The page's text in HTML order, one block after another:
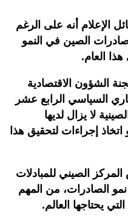
الإعلام أنه على الرغم
الصين في النمو
العام.
الشؤون الاقتصادية
السياسي الرابع عشر
لا يزال لديها
إجراءات لتحقيق هذا
الصيني للمبادلات
نمو الصادرات، من المهم
يحتاجها العالم.